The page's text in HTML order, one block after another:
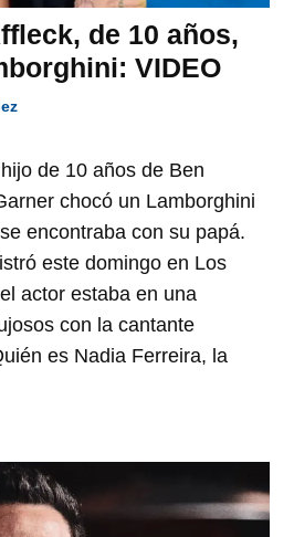
de 10 años,
VIDEO
de 10 años de Ben
chocó un Lamborghini
encontraba con su papá.
este domingo en Los
actor estaba en una
con la cantante
es Nadia Ferreira, la